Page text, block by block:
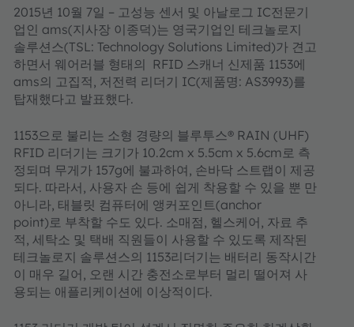
2015년 10월 7일 – 고성능 센서 및 아날로그 IC전문기
업인 ams(지사장 이종덕)는 영국기업인 테크놀로지
솔루션스(TSL: Technology Solutions Limited)가 견고
하면서 웨어러블 형태의 RFID 스캐너 신제품 1153에
ams의 고집적, 저전력 리더기 IC(제품명: AS3993)를
탑재했다고 발표했다.
1153으로 불리는 소형 경량의 블루투스® RAIN (UHF)
RFID 리더기는 크기가 10.2cm x 5.5cm x 5.6cm로 측
정되며 무게가 157g에 불과하여, 손바닥 스트랩이 제공
되다. 따라서, 사용자 손 등에 쉽게 착용할 수 있을 뿐 만
아니라, 태블릿 컴퓨터에 앵커포인트(anchor
point)로 부착할 수도 있다. 소매점, 헬스케어, 자료 추
적, 세탁소 및 택배 직원들이 사용할 수 있도록 제작된
테크놀로지 솔루션스의 1153리더기는 배터리 동작시간
이 매우 길어, 오랜 시간 충전소로부터 멀리 떨어져 사
용되는 애플리케이션에 이상적이다.